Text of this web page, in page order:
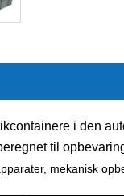
i den
til
mekanisk